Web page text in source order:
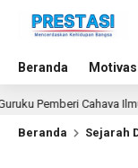
Beranda
Pemberi Cahaya Ilmu
Beranda Sejarah